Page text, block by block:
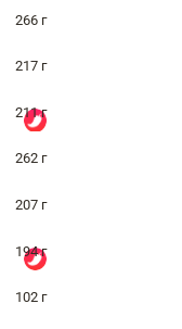
266 г
217 г
211 г
262 г
207 г
194 г
102 г